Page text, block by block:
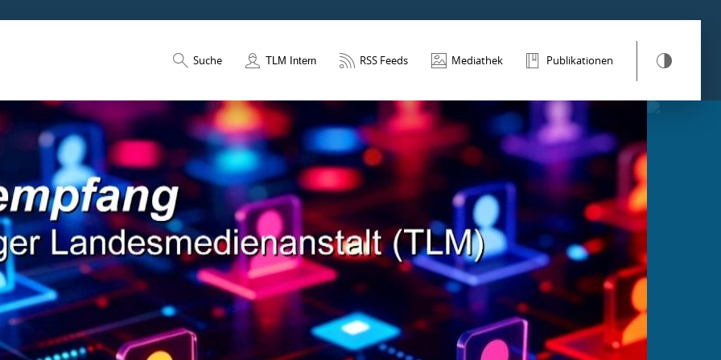
Suche TLM Intern RSS Feeds Mediathek Publikationen